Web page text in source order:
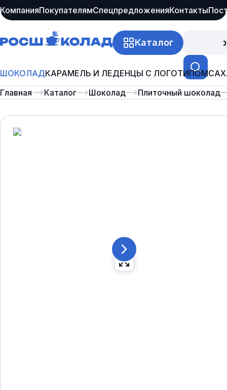
КомпанияПокупателямСпецпредложенияКонтакты
Каталог
ШОКОЛАДКАРАМЕЛЬ И ЛЕДЕНЦЫ С ЛОГОТИПОМ
Главная
Каталог Шоколад Плиточный шоколад